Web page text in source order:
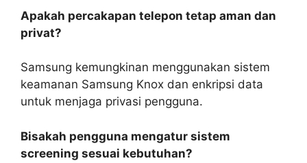
Apakah percakapan telepon tetap aman dan
privat?
Samsung kemungkinan menggunakan sistem
keamanan Samsung Knox dan enkripsi data
untuk menjaga privasi pengguna.
Bisakah pengguna mengatur sistem
screening sesuai kebutuhan?